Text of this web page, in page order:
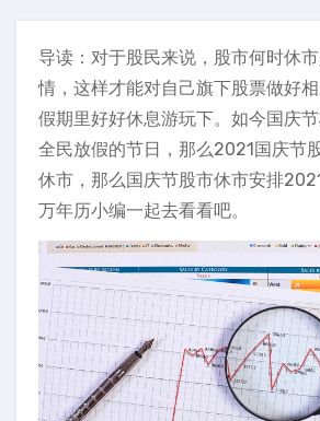
导读：对于股民来说，股市何时休
情，这样才能对自己旗下股票做好
假期里好好休息游玩下。如今国庆
全民放假的节日，那么2021国庆节
休市，那么国庆节股市休市安排
万年历小编一起去看看吧。